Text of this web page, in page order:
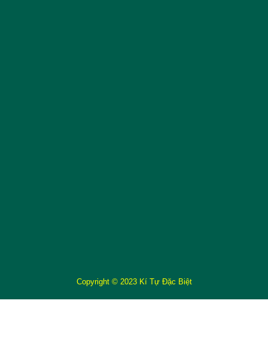
Copyright © 2023 Kí Tự Đặc Biệt